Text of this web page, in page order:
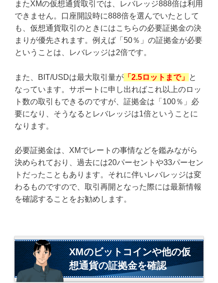
またXMの仮想通貨取引では、レバレッジ888倍は利用
できません。口座開設時に888倍を選んでいたとして
も、仮想通貨取引のときにはこちらの必要証拠金の決
まりが優先されます。例えば「50％」の証拠金が必要
ということは、レバレッジは2倍です。
また、BIT/USDは最大取引量が 「2.5ロットまで」 と
なっています。サポートに申し出ればこれ以上のロッ
ト数の取引もできるのですが、証拠金は「100％」必
要になり、そうなるとレバレッジは1倍ということに
なります。
必要証拠金は、XMでレートの事情などを鑑みながら
決められており、過去には20パーセントや33パーセン
トだったこともあります。それに伴いレバレッジは変
わるものですので、取引再開となった際には最新情報
を確認することをお勧めします。
XMのビットコインや他の仮
想通貨の証拠金を確認